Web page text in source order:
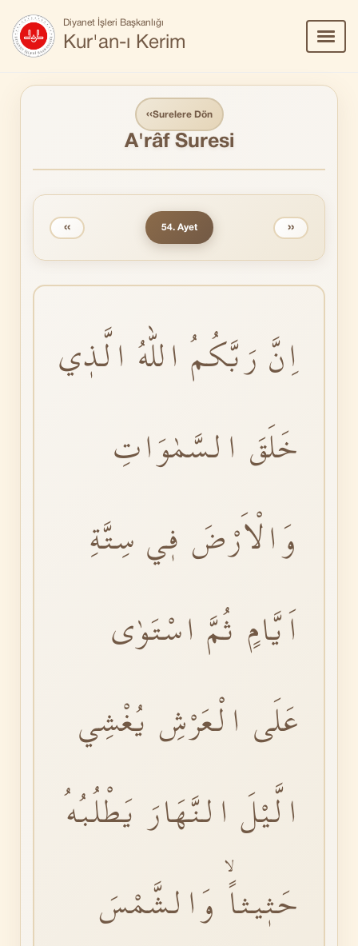
Diyanet İşleri Başkanlığı
Kur'an-ı Kerim
Aç/
‹‹Surelere Dön
A'râf Suresi
‹‹ 54. Ayet ››
اِنَّ رَبَّكُمُ اللّٰهُ الَّذٖي
خَلَقَ السَّمٰوَاتِ
وَالْاَرْضَ فٖي سِتَّةِ
اَيَّامٍ ثُمَّ اسْتَوٰى
عَلَى الْعَرْشِ يُغْشِي
الَّيْلَ النَّهَارَ يَطْلُبُهُ
حَثٖيثاًۙ وَالشَّمْسَ